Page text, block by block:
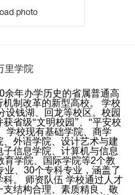
photo
里学院
余年办学历史的省属普通高
制改革的新型高校。 学校
设钱湖、回龙等校区。校园
省级“文明校园”、“平安校
学校现有基础学院、商学
外语学院、设计艺术与建
信息学院、计算机与信息
育学院、国际学院等2个教
、30个专科专业，涵盖了
。 师资队伍 学校通过人才
结构合理、素质精良、敬